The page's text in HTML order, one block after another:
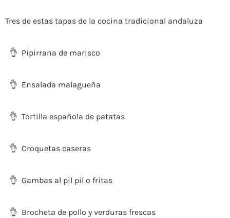
Tres de estas tapas de la cocina tradicional andaluza
👌 Pipirrana de marisco
👌 Ensalada malagueña
👌 Tortilla española de patatas
👌 Croquetas caseras
👌 Gambas al pil pil o fritas
👌 Brocheta de pollo y verduras frescas